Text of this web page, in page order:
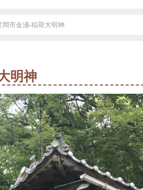
岡市金浦-稲荷大明神
明神